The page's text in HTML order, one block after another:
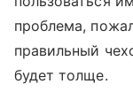
проблема,
правильный
будет толще.